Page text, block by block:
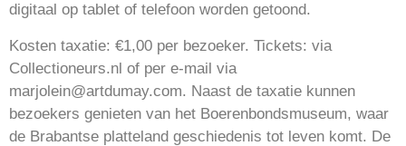
digitaal op tablet of telefoon worden getoond.
Kosten taxatie: €1,00 per bezoeker. Tickets: via
Collectioneurs.nl of per e-mail via
marjolein@artdumay.com. Naast de taxatie kunnen
bezoekers genieten van het Boerenbondsmuseum, waar
de Brabantse platteland geschiedenis tot leven komt. De